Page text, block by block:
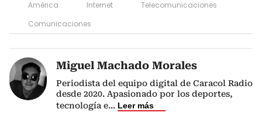
América
Internet
Telecomunicaciones
Comunicaciones
Miguel Machado Morales
Periodista del equipo digital de Caracol Radio
desde 2020. Apasionado por los deportes,
tecnología e... Leer más